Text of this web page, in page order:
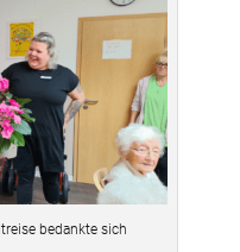
bedankte sich